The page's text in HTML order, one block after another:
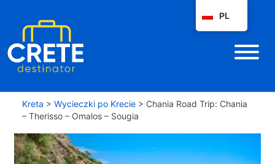
Kreta > Wycieczki po Krecie > Chania Road Trip: Chania
– Therisso – Omalos – Sougia
PL